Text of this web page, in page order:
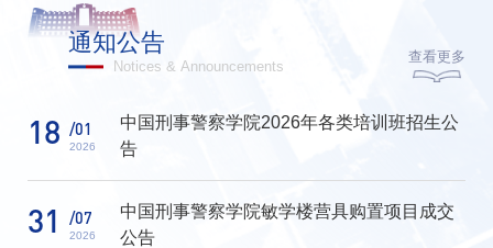
通知公告
Notices & Announcements
查看更多
18 /01
2026
中国刑事警察学院2026年各类培训班招生公
告
31 /07
2026
中国刑事警察学院敏学楼营具购置项目成交
公告